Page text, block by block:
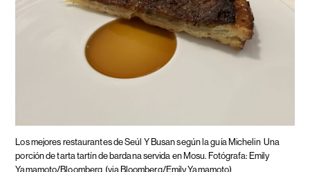
Los mejores restaurantes de Seúl Y Busan según la guía Michelin Una
porción de tarta tartín de bardana servida en Mosu. Fotógrafa: Emily
Yamamoto/Bloomberg (via Bloomberg/Emily Yamamoto)